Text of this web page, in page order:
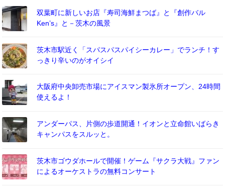
双葉町に新しいお店『寿司海鮮まつば』と『創作バル
Ken’s』と－茨木の風景
茨木市駅近く「スパスパスパイシーカレー」でランチ！す
っきり辛いのがオイシイ
大阪府中央卸売市場にアイスマン製氷所オープン、24時間
使えるよ！
アンダーパス、片側の歩道開通！イオンと立命館いばらき
キャンパスをスルッと。
茨木市ゴウダホールで開催！ゲーム『サクラ大戦』ファン
によるオーケストラの無料コンサート